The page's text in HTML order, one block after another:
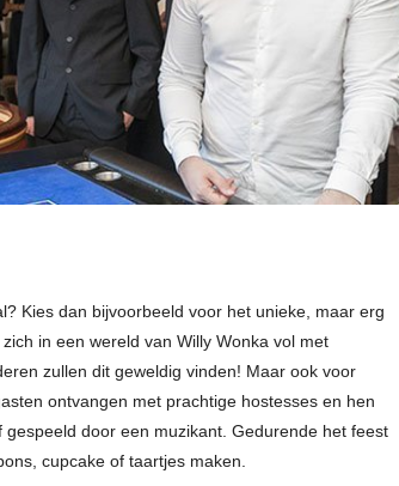
Kies dan bijvoorbeeld voor het unieke, maar erg
in een wereld van Willy Wonka vol met
zullen dit geweldig vinden! Maar ook voor
ontvangen met prachtige hostesses en hen
door een muzikant. Gedurende het feest
cupcake of taartjes maken.